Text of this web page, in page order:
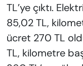
TL’ye çıktı.
85,02 TL,
ücret 270 TL
TL, kilometre